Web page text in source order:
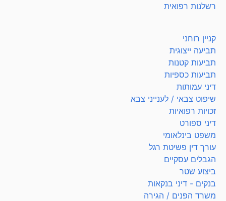
רשלנות רפואית
קניין רוחני
תביעה ייצוגית
תביעות קטנות
תביעות כספיות
דיני עמותות
שיפוט צבאי / לענייני צבא
זכויות רפואיות
דיני ספורט
משפט בינלאומי
עורך דין פשיטת רגל
הגבלים עסקיים
ביצוע שטר
בנקים - דיני בנקאות
משרד הפנים / הגירה